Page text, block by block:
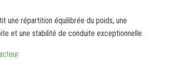
une répartition équilibrée du poids, une
et une stabilité de conduite exceptionnelle.